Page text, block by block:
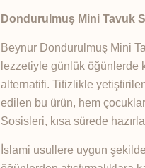
Dondurulmuş Mini Tavuk
Beynur Dondurulmuş Mini
lezzetiyle günlük öğünlerde
alternatifi. Titizlikle
edilen bu ürün, hem
Sosisleri, kısa sürede
İslami usullere uygun